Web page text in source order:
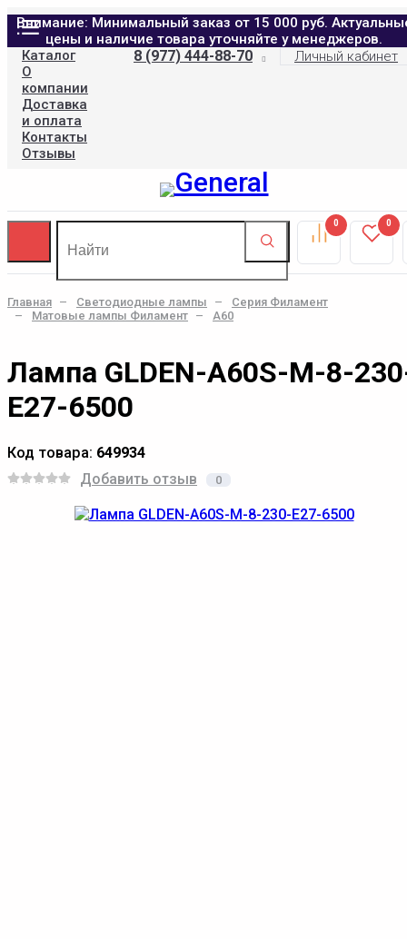
Внимание: Минимальный заказ от 15 000 руб.
цены и наличие товара уточняйте у менеджеров.
Каталог
О
компании
Доставка
и оплата
Контакты
Отзывы
8 (977) 444-88-70 Личный кабинет
0 0
Главная Светодиодные лампы
Серия Филамент
Матовые лампы Филамент
A60
Лампа GLDEN-A60S-M-8-
E27-6500
Код товара: 649934
Добавить отзыв
0